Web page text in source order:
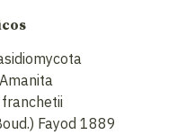
Amanita
franchetii
Fayod 1889